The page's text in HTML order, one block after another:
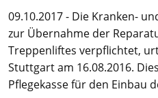
09.10.2017 - Die Kranken-
zur Übernahme der
Treppenliftes verpflichtet,
Stuttgart am 16.08.2016.
Pflegekasse für den Einbau